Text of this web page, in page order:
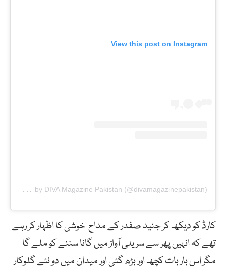
View this post on Instagram
A
post shared by DIVA Magazine Pakistan (@divamagazinepakistan)
کارڈ کو دیکھ کر جنید صفدر کے مداح خوشی کا اظہار کر رہے
تھے کہ انہیں پھر سے سریلی آواز میں گانا سننے کو ملے گا
مگر اس بار بات کچھ اور بڑھ گئی اور میدان میں دو نئے گلوکار